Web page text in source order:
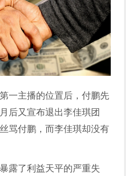
一主播的位置后，付鹏先
后又宣布退出李佳琪团
骂付鹏，而李佳琪却没有
露了利益天平的严重失